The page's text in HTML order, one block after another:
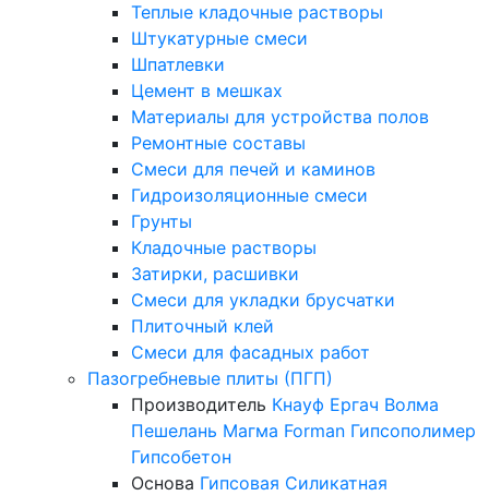
Теплые кладочные растворы
Штукатурные смеси
Шпатлевки
Цемент в мешках
Материалы для устройства полов
Ремонтные составы
Смеси для печей и каминов
Гидроизоляционные смеси
Грунты
Кладочные растворы
Затирки, расшивки
Смеси для укладки брусчатки
Плиточный клей
Смеси для фасадных работ
Пазогребневые плиты (ПГП)
Производитель Кнауф Ергач Волма
Пешелань Магма Forman Гипсополимер
Гипсобетон
Основа Гипсовая Силикатная